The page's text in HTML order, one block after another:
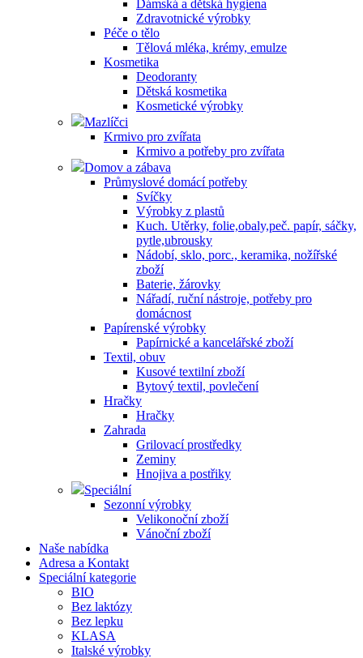
Dámská a dětská hygiena
Zdravotnické výrobky
Péče o tělo
Tělová mléka, krémy, emulze
Kosmetika
Deodoranty
Dětská kosmetika
Kosmetické výrobky
Mazlíčci
Krmivo pro zvířata
Krmivo a potřeby pro zvířata
Domov a zábava
Průmyslové domácí potřeby
Svíčky
Výrobky z plastů
Kuch. Utěrky, folie,obaly,peč. papír, sáčky,
pytle,ubrousky
Nádobí, sklo, porc., keramika, nožířské
zboží
Baterie, žárovky
Nářadí, ruční nástroje, potřeby pro
domácnost
Papírenské výrobky
Papírnické a kancelářské zboží
Textil, obuv
Kusové textilní zboží
Bytový textil, povlečení
Hračky
Hračky
Zahrada
Grilovací prostředky
Zeminy
Hnojiva a postřiky
Speciální
Sezonní výrobky
Velikonoční zboží
Vánoční zboží
Naše nabídka
Adresa a Kontakt
Speciální kategorie
BIO
Bez laktózy
Bez lepku
KLASA
Italské výrobky